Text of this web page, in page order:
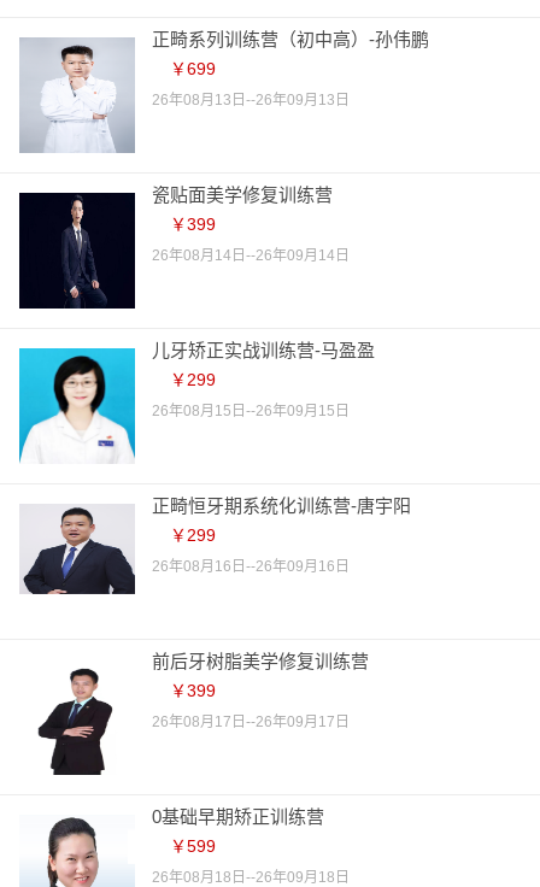
正畸系列训练营（初中高）-孙伟鹏
￥699
26年08月13日--26年09月13日
瓷贴面美学修复训练营
￥399
26年08月14日--26年09月14日
儿牙矫正实战训练营-马盈盈
￥299
26年08月15日--26年09月15日
正畸恒牙期系统化训练营-唐宇阳
￥299
26年08月16日--26年09月16日
前后牙树脂美学修复训练营
￥399
26年08月17日--26年09月17日
0基础早期矫正训练营
￥599
26年08月18日--26年09月18日